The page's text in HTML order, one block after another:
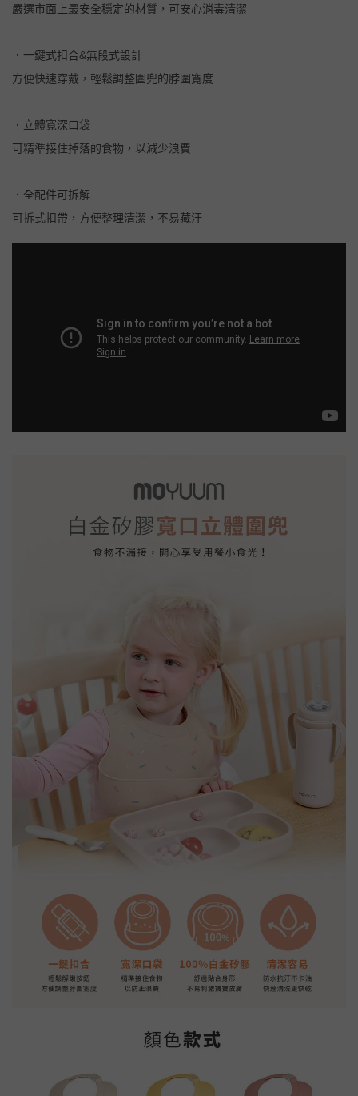
嚴選市面上最安全穩定的材質，可安心消毒清潔
．一鍵式扣合&無段式設計
方便快速穿戴，輕鬆調整圍兜的脖圍寬度
．立體寬深口袋
可精準接住掉落的食物，以減少浪費
．全配件可拆解
可拆式扣帶，方便整理清潔，不易藏汙